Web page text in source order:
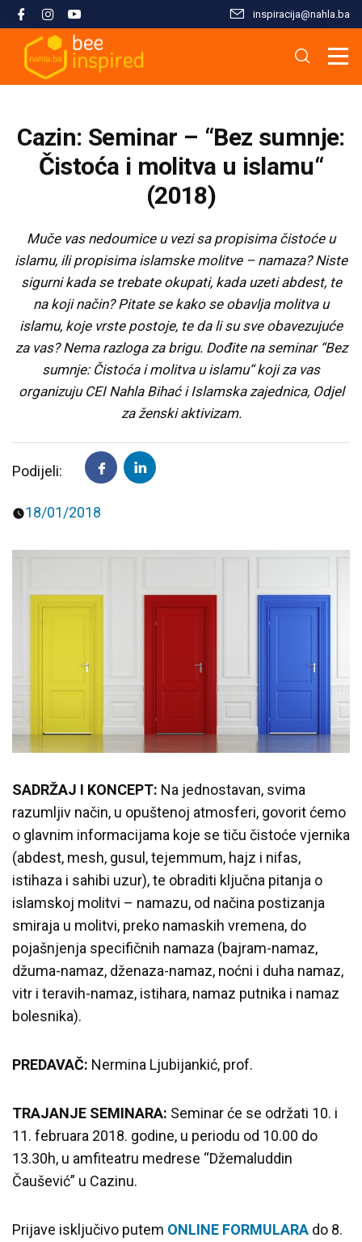
inspiracija@nahla.bа
Cazin: Seminar – “Bez sumnje:
Čistoća i molitva u islamu“
(2018)
Muče vas nedoumice u vezi sa propisima čistoće u
islamu, ili propisima islamske molitve – namaza? Niste
sigurni kada se trebate okupati, kada uzeti abdest, te
na koji način? Pitate se kako se obavlja molitva u
islamu, koje vrste postoje, te da li su sve obavezujuće
za vas? Nema razloga za brigu. Dođite na seminar “Bez
sumnje: Čistoća i molitva u islamu“ koji za vas
organizuju CEI Nahla Bihać i Islamska zajednica, Odjel
za ženski aktivizam.
Podijeli:
18/01/2018
SADRŽAJ I KONCEPT: Na jednostavan, svima
razumljiv način, u opuštenoj atmosferi, govorit ćemo
o glavnim informacijama koje se tiču čistoće vjernika
(abdest, mesh, gusul, tejemmum, hajz i nifas,
istihaza i sahibi uzur), te obraditi ključna pitanja o
islamskoj molitvi – namazu, od načina postizanja
smiraja u molitvi, preko namaskih vremena, do
pojašnjenja specifičnih namaza (bajram-namaz,
džuma-namaz, dženaza-namaz, noćni i duha namaz,
vitr i teravih-namaz, istihara, namaz putnika i namaz
bolesnika).
PREDAVAČ: Nermina Ljubijankić, prof.
TRAJANJE SEMINARA: Seminar će se održati 10. i
11. februara 2018. godine, u periodu od 10.00 do
13.30h, u amfiteatru medrese “Džemaluddin
Čaušević” u Cazinu.
Prijave isključivo putem ONLINE FORMULARA do 8.
Misija i filozofija
Konsultanti/ice
Škola islama
Hifz Kur'ana
Arapski jezik kroz Kur'an
Tematski moduli
Seminari i radionice
Kursevi
Predavanja i tribine
Osnove islama
Stopama Poslanika
Islam i savremeni izazovi
Porodični život u islamu
Islamska kultura i civilizacija
Inspirativne priče i intervjui
Nahla kao inspiracija
Sloboda vjere
Analize i studije
Radni materijali